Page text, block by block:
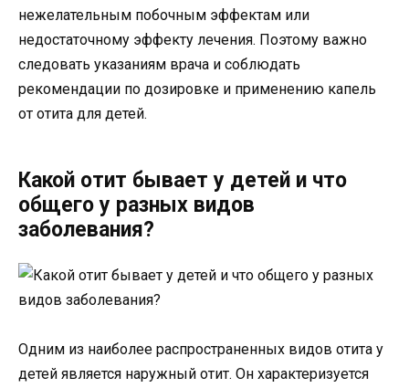
нежелательным побочным эффектам или
недостаточному эффекту лечения. Поэтому важно
следовать указаниям врача и соблюдать
рекомендации по дозировке и применению капель
от отита для детей.
Какой отит бывает у детей и что
общего у разных видов
заболевания?
Одним из наиболее распространенных видов отита у
детей является наружный отит. Он характеризуется